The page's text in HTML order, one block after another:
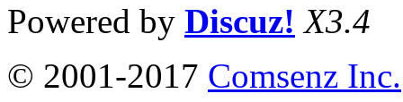
Powered by Discuz! X3.4
© 2001-2017 Comsenz Inc.